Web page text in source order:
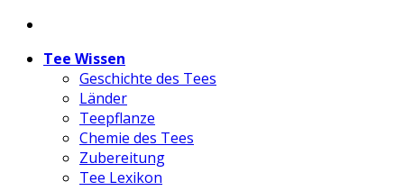
Tee Wissen
Geschichte des Tees
Länder
Teepflanze
Chemie des Tees
Zubereitung
Tee Lexikon